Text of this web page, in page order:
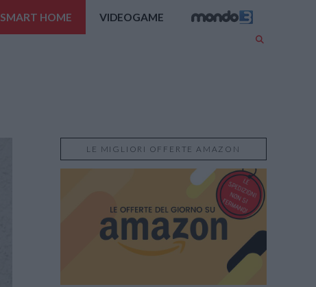
SMART HOME VIDEOGAME
LE MIGLIORI OFFERTE AMAZON